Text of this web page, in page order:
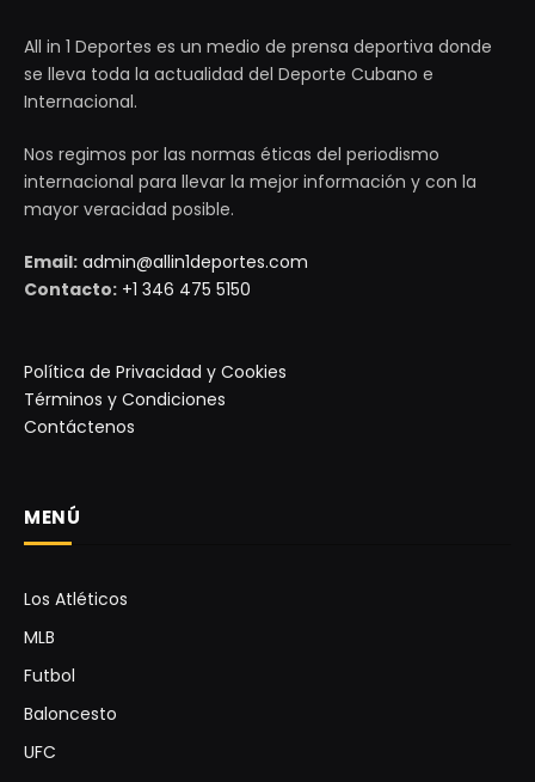
All in 1 Deportes es un medio de prensa deportiva donde
se lleva toda la actualidad del Deporte Cubano e
Internacional.
Nos regimos por las normas éticas del periodismo
internacional para llevar la mejor información y con la
mayor veracidad posible.
Email: admin@allin1deportes.com
Contacto: +1 346 475 5150
Política de Privacidad y Cookies
Términos y Condiciones
Contáctenos
MENÚ
Los Atléticos
MLB
Futbol
Baloncesto
UFC